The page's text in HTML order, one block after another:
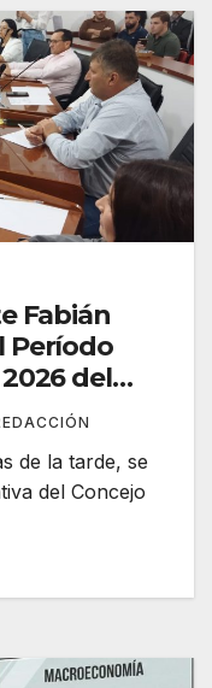
Fabián
Período
del
de la tarde, se
del Concejo